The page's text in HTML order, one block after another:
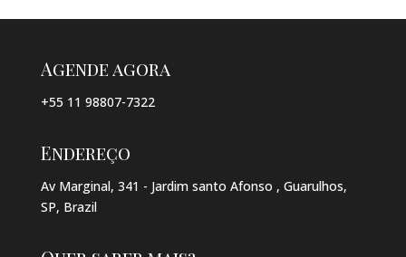
Agende agora
+55 11 98807-7322
Endereço
Av Marginal, 341 - Jardim santo Afonso , Guarulhos,
SP, Brazil